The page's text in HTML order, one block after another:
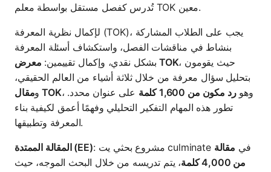
تُدرس كفصل مستقل بواسطة معلم TOK معين.
لإكمال نظرية المعرفة (TOK)، يجب على الطلاب المشاركة
بنشاط في مناقشات الفصل، واستكشاف أسئلة المعرفة
بشكل نقدي، وإكمال تقييمين: معرض TOK، حيث يقومون
بتحليل سؤال معرفة من خلال ثلاثة أشياء من العالم الحقيقي،
و مقال TOK ، وهورد مكون من 1,600 كلمة
على عنوان محدد.
تطور هذه المهام التفكير التحليلي وفهمًا أعمق لكيفية بناء
المعرفة وتطبيقها.
المقالة الممتدة (EE) : مشروع بحثي يت culminate في مقالة
من 4,000 كلمة
، يتم تدريسه من خلال البحث الموجه، حيث